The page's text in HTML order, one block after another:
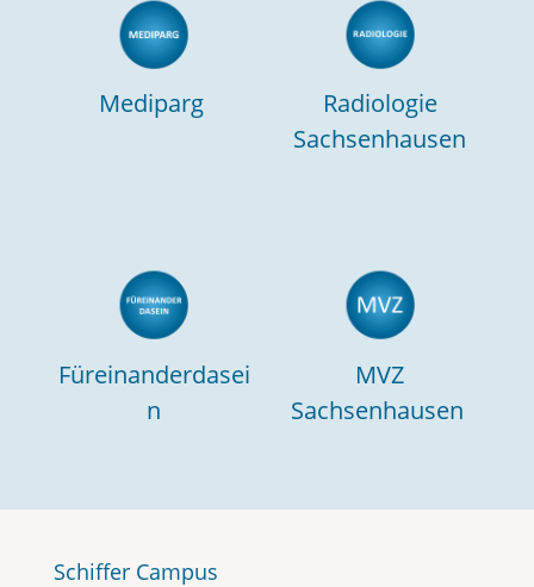
Mediparg
Radiologie
Sachsenhausen
Füreinanderdasei
n
MVZ
Sachsenhausen
Schiffer Campus